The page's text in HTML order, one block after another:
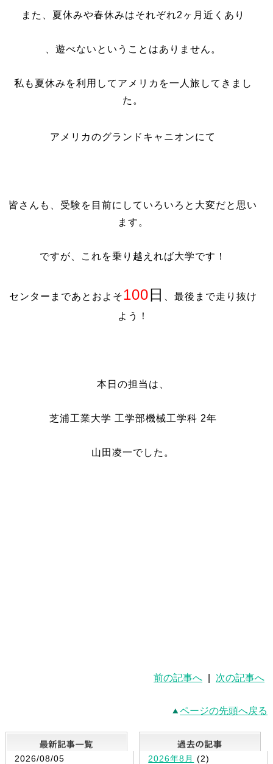
また、夏休みや春休みはそれぞれ2 ヶ月近くあり
、遊べないということはありません。
私も夏休みを利用してアメリカを一人旅してきまし
た。
アメリカのグランドキャニオンにて
皆さんも、受験を目前にしていろいろと大変だと思い
ます。
ですが、これを乗り越えれば大学です！
センターまであとおよそ100 日
、最後まで走り抜け
よう！
本日の担当は、
芝浦工業大学 工学部機械工学科 2年
山田凌一でした。
前の記事へ 次の記事へ
ページの先頭へ戻る
最新記事一覧
2026/08/05
2026年8月 (2)